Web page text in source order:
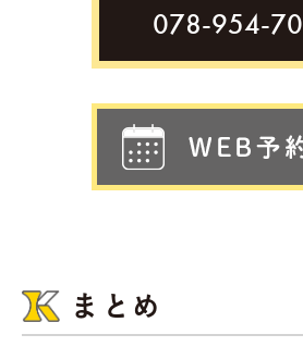
078-954-
まとめ